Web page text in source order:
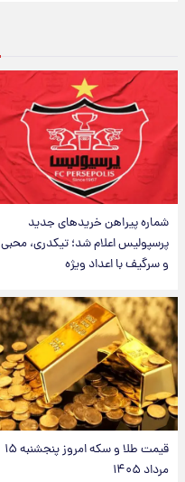
شماره پیراهن خریدهای جدید
پرسپولیس اعلام شد؛ تیکدری، محبی
و سرگیف با اعداد ویژه
قیمت طلا و سکه امروز پنجشنبه ۱۵
مرداد ۱۴۰۵